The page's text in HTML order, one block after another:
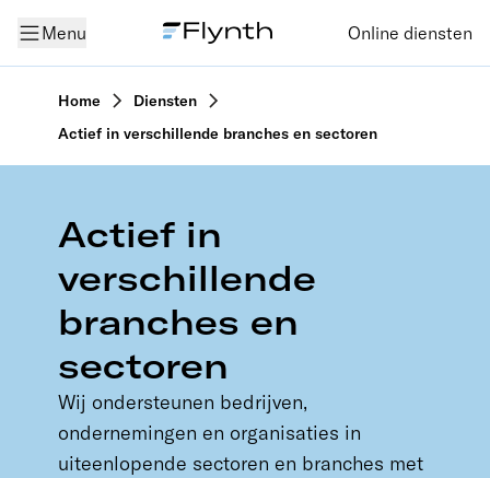
Menu Online diensten
Home
Diensten
Actief in verschillende branches en sectoren
Actief in
verschillende
branches en
sectoren
Wij ondersteunen bedrijven,
ondernemingen en organisaties in
uiteenlopende sectoren en branches met